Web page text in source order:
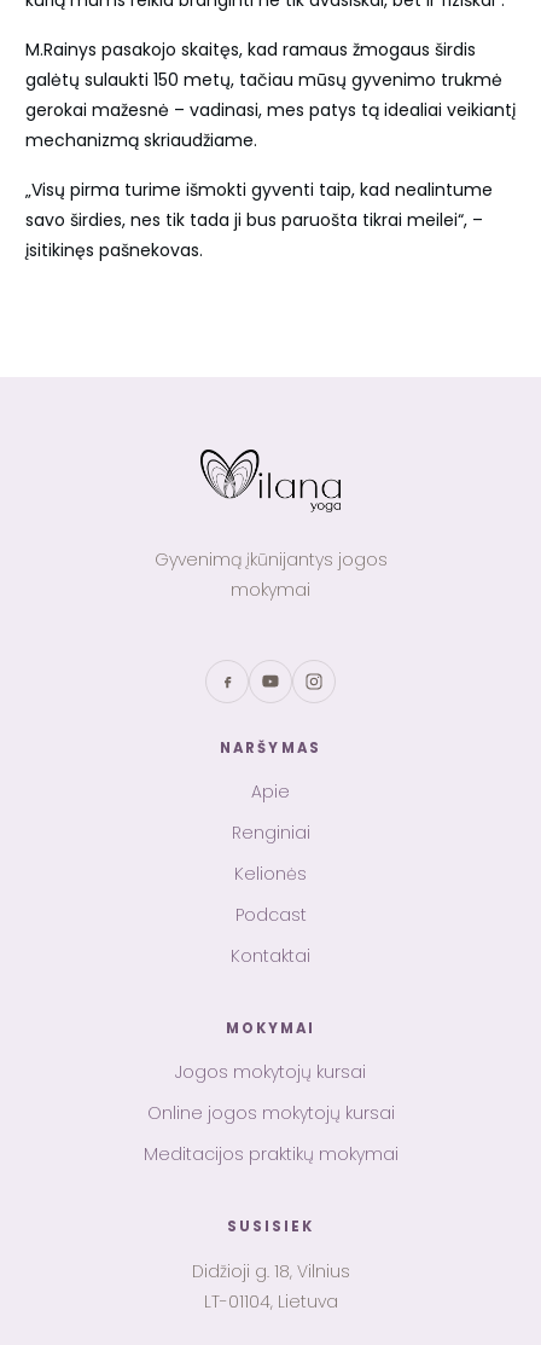
M.Rainys pasakojo skaitęs, kad ramaus žmogaus širdis
galėtų sulaukti 150 metų, tačiau mūsų gyvenimo trukmė
gerokai mažesnė – vadinasi, mes patys tą idealiai veikiantį
mechanizmą skriaudžiame.
„Visų pirma turime išmokti gyventi taip, kad nealintume
savo širdies, nes tik tada ji bus paruošta tikrai meilei“, –
įsitikinęs pašnekovas.
Gyvenimą įkūnijantys jogos
mokymai
NARŠYMAS
Apie
Renginiai
Kelionės
Podcast
Kontaktai
MOKYMAI
Jogos mokytojų kursai
Online jogos mokytojų kursai
Meditacijos praktikų mokymai
SUSISIEK
Didžioji g. 18, Vilnius
LT-01104, Lietuva